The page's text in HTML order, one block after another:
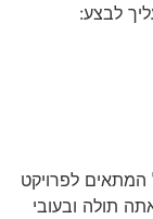
לבצע:
לפרויקט
תולה ובעובי